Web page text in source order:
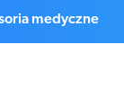
medyczne